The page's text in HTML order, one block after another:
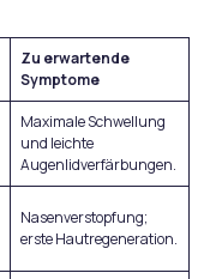
Zu erwartende
Symptome
Maximale Schwellung
und leichte
Augenlidverfärbungen.
Nasenverstopfung;
erste Hautregeneration.